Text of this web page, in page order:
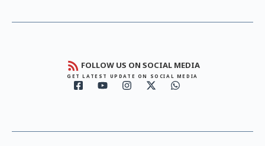
FOLLOW US ON SOCIAL MEDIA
GET LATEST UPDATE ON SOCIAL MEDIA